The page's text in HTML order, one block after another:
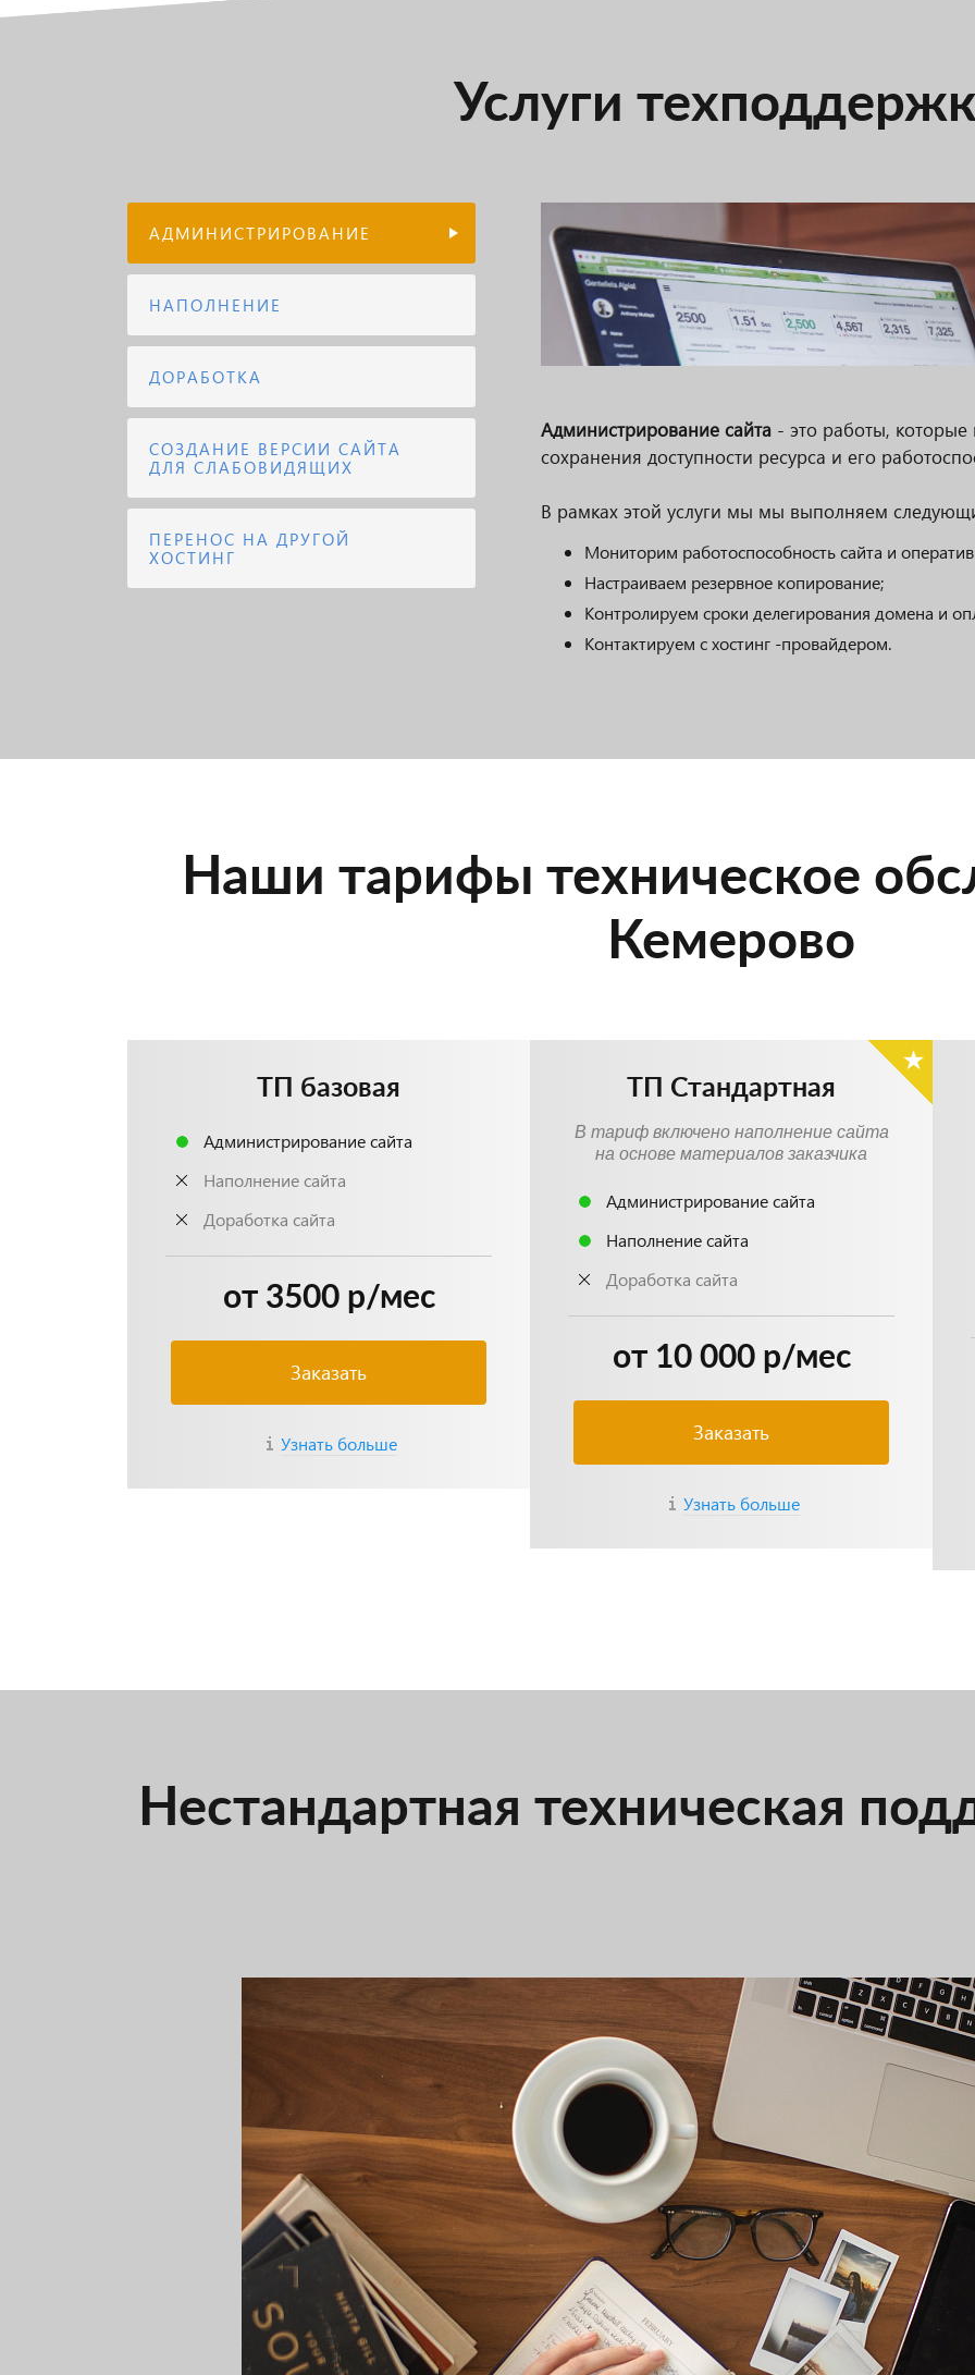
Услуги
АДМИНИСТРИРОВАНИЕ
НАПОЛНЕНИЕ
ДОРАБОТКА
СОЗДАНИЕ ВЕРСИИ САЙТА
ДЛЯ СЛАБОВИДЯЩИХ
ПЕРЕНОС НА ДРУГОЙ
ХОСТИНГ
Администрирование сайта - это работы,
сохранения доступности ресурса и его
В рамках этой услуги мы мы выполняем
Мониторим работоспособность сайта и
Настраиваем резервное копирование;
Контролируем сроки делегирования домена и
Контактируем с хостинг -провайдером.
Наши тарифы техническое
Кемерово
ТП базовая
Администрирование сайта
Наполнение сайта
Доработка сайта
от 3500 р/мес
Заказать
Узнать больше
ТП Стандартная
В тариф включено наполнение сайта
на основе материалов заказчика
Администрирование сайта
Наполнение сайта
Доработка сайта
от 10 000 р/мес
Заказать
Узнать больше
Нестандартная техническая